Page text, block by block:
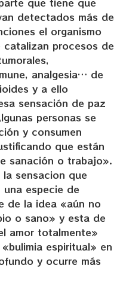
detectados más de
el organismo
catalizan procesos de
analgesia… de
y a ello
sensación de paz
personas se
y consumen
que están
sanación o trabajo».
sensacion que
especie de
de la idea «aún no
o sano» y esta de
amor totalmente»
espiritual» en
y ocurre más